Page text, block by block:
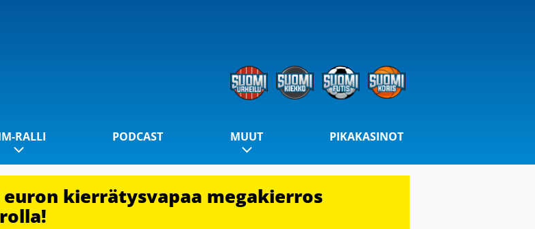
RALLI PODCAST MUUT PIKAKASINOT
kierrätysvapaa megakierros